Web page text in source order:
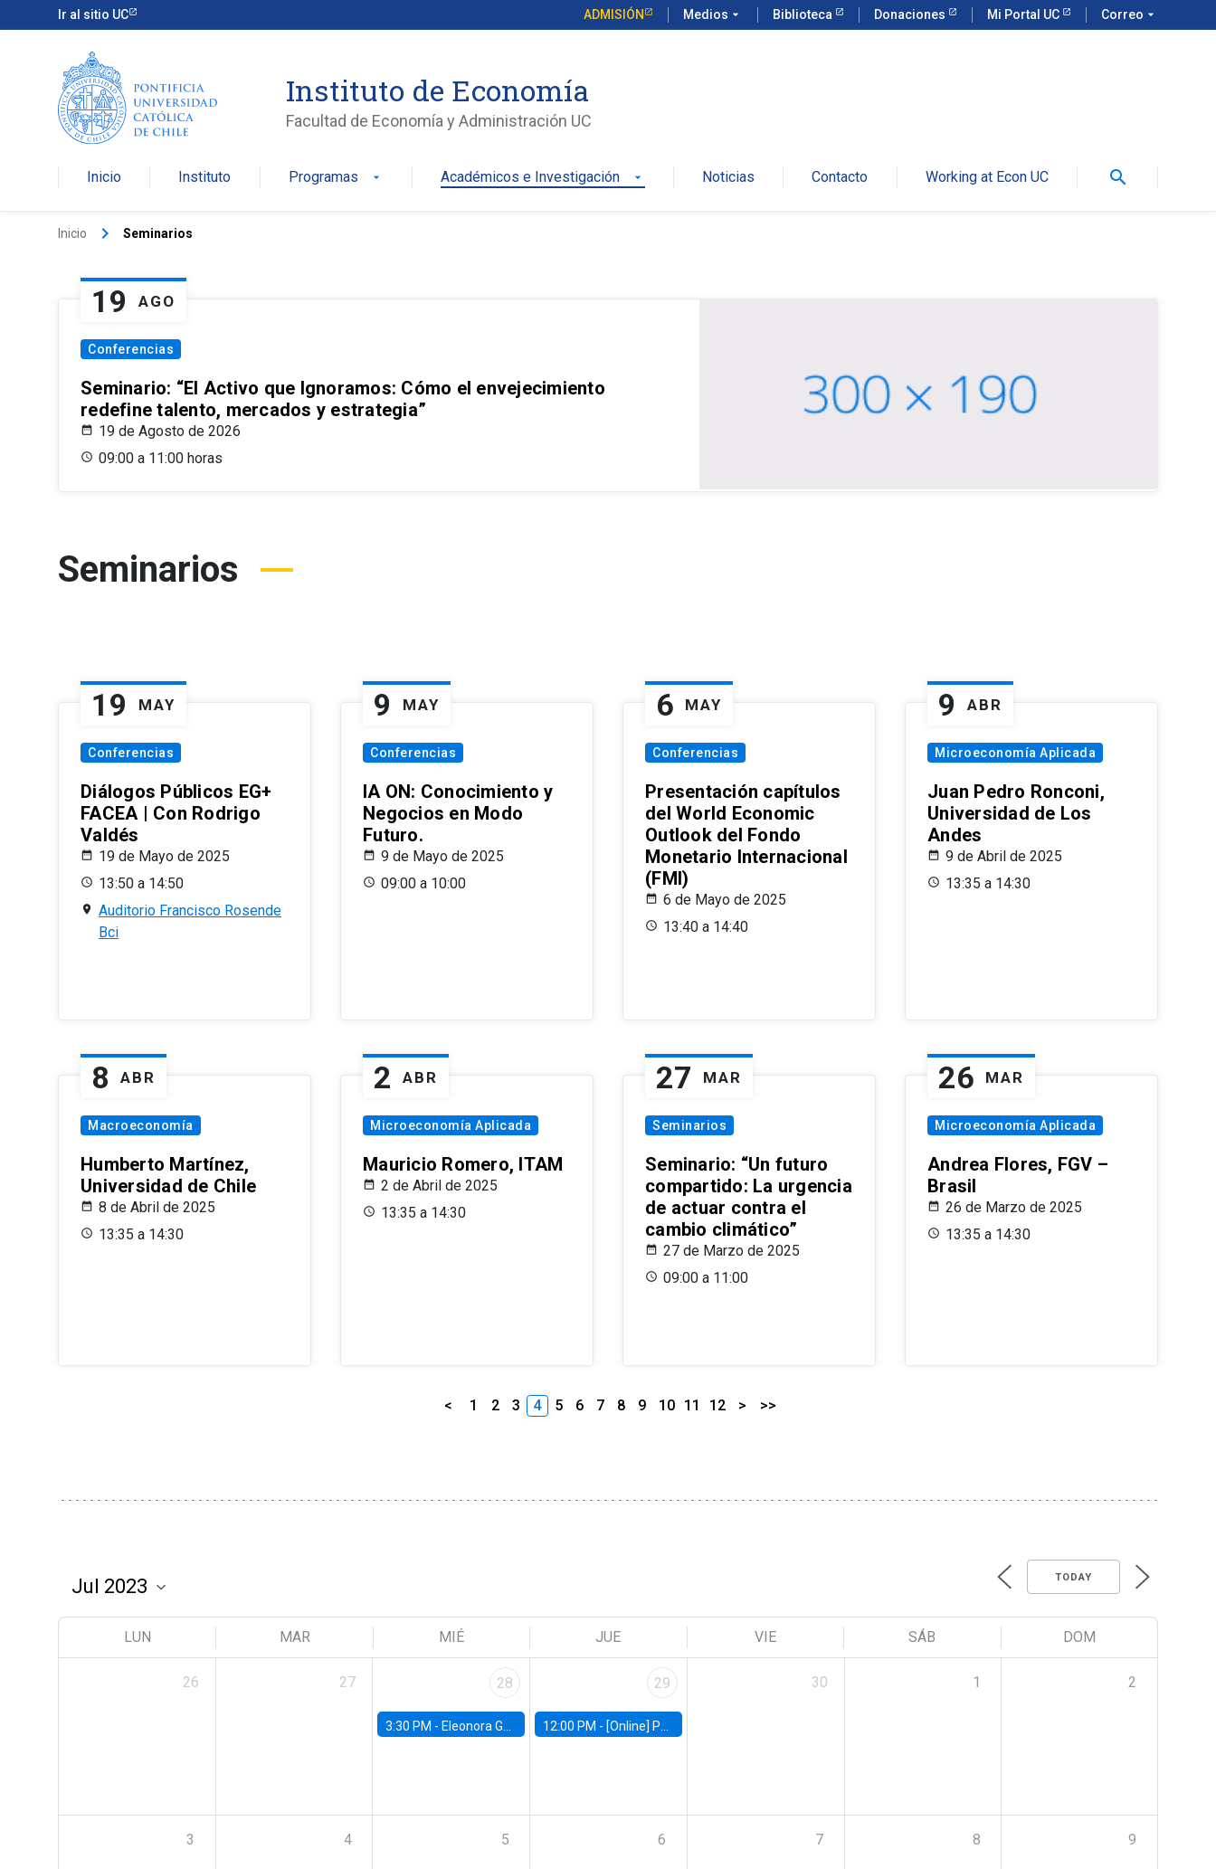
Ir al sitio UC ADMISIÓN Medios arrow_drop_down Biblioteca Donaciones Mi Portal UC Correo arrow_drop_down
Instituto de Economía
Facultad de Economía y Administración UC
Inicio Instituto Programas arrow_drop_down Académicos e Investigación arrow_drop_down Noticias Contacto Working at Econ UC search
Inicio keyboard_arrow_right Seminarios
19 AGO
Conferencias
Seminario: “El Activo que Ignoramos: Cómo el envejecimiento
redefine talento, mercados y estrategia”
19 de Agosto de 2026
09:00 a 11:00 horas
Seminarios
19 MAY
Conferencias
Diálogos Públicos EG+
FACEA | Con Rodrigo
Valdés
19 de Mayo de 2025
13:50 a 14:50
Auditorio Francisco Rosende
Bci
9 MAY
Conferencias
IA ON: Conocimiento y
Negocios en Modo
Futuro.
9 de Mayo de 2025
09:00 a 10:00
6 MAY
Conferencias
Presentación capítulos
del World Economic
Outlook del Fondo
Monetario Internacional
(FMI)
6 de Mayo de 2025
13:40 a 14:40
9 ABR
Microeconomía Aplicada
Juan Pedro Ronconi,
Universidad de Los
Andes
9 de Abril de 2025
13:35 a 14:30
8 ABR
Macroeconomía
Humberto Martínez,
Universidad de Chile
8 de Abril de 2025
13:35 a 14:30
2 ABR
Microeconomía Aplicada
Mauricio Romero, ITAM
2 de Abril de 2025
13:35 a 14:30
27 MAR
Seminarios
Seminario: “Un futuro
compartido: La urgencia
de actuar contra el
cambio climático”
27 de Marzo de 2025
09:00 a 11:00
26 MAR
Microeconomía Aplicada
Andrea Flores, FGV –
Brasil
26 de Marzo de 2025
13:35 a 14:30
< 1 2 3 4 5 6 7 8 9 10 11 12 > >>
TODAY
LUN MAR MIÉ JUE VIE SÁB DOM
26 27 28
3:30 PM - Eleonora Guarnieri, Exeter University
29
12:00 PM - [Online] Pablo Slutzky, University of Maryland
30 1 2
3 4 5 6 7 8 9